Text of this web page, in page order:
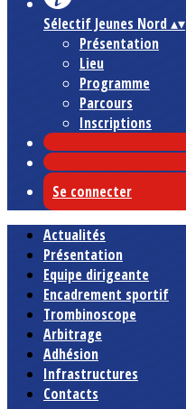
Sélectif Jeunes Nord▴▾
Présentation
Lieu
Programme
Parcours
Inscriptions
Se connecter
Actualités
Présentation
Equipe dirigeante
Encadrement sportif
Trombinoscope
Arbitrage
Adhésion
Infrastructures
Contacts